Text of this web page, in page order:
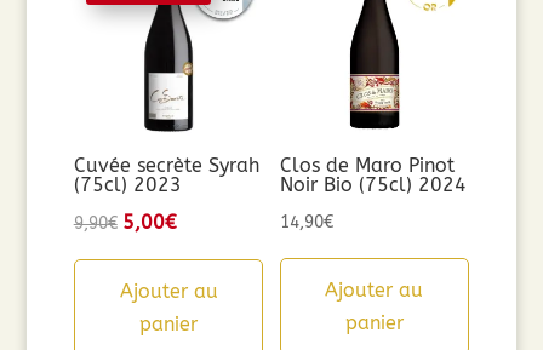
Cuvée secrète Syrah
(75cl) 2023
9,90€ Le
initial
était :
5,00€Le
actuel
est :
Ajouter au
panier
Clos de Maro Pinot
Noir Bio (75cl) 2024
14,90€
Ajouter au
panier